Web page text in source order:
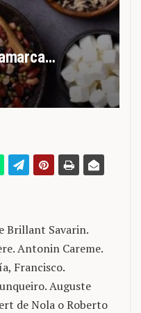
Brillant Savarin.
Antonin Careme.
Francisco.
Auguste
de Nola o Roberto